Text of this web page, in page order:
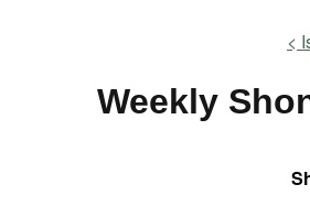
Weekly